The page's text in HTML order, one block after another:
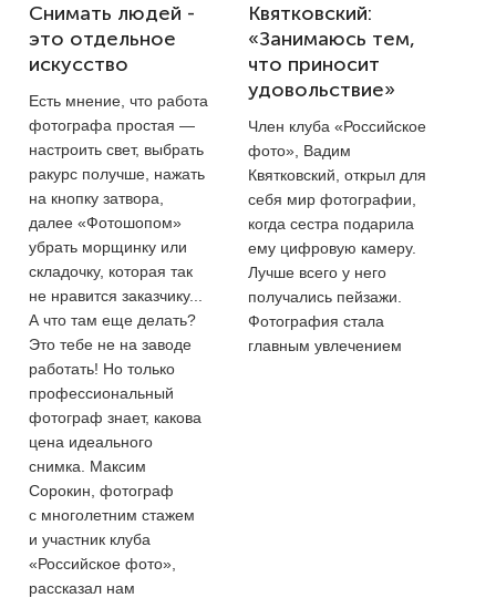
Снимать людей -
это отдельное
искусство
Есть мнение, что работа
фотографа простая —
настроить свет, выбрать
ракурс получше, нажать
на кнопку затвора,
далее «Фотошопом»
убрать морщинку или
складочку, которая так
не нравится заказчику...
А что там еще делать?
Это тебе не на заводе
работать! Но только
профессиональный
фотограф знает, какова
цена идеального
снимка. Максим
Сорокин, фотограф
с многолетним стажем
и участник клуба
«Российское фото»,
рассказал нам
Квятковский:
«Занимаюсь тем,
что приносит
удовольствие»
Член клуба «Российское
фото», Вадим
Квятковский, открыл для
себя мир фотографии,
когда сестра подарила
ему цифровую камеру.
Лучше всего у него
получались пейзажи.
Фотография стала
главным увлечением